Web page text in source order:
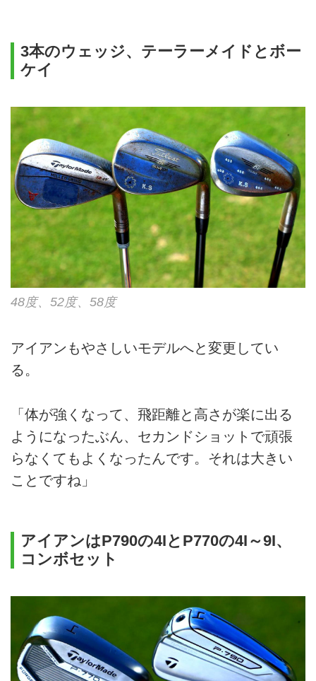
3本のウェッジ、テーラーメイドとボー
ケイ
48度、52度、58度
アイアンもやさしいモデルへと変更してい
る。
「体が強くなって、飛距離と高さが楽に出る
ようになったぶん、セカンドショットで頑張
らなくてもよくなったんです。それは大きい
ことですね」
アイアンはP790の4IとP770の4I～9I、
コンボセット